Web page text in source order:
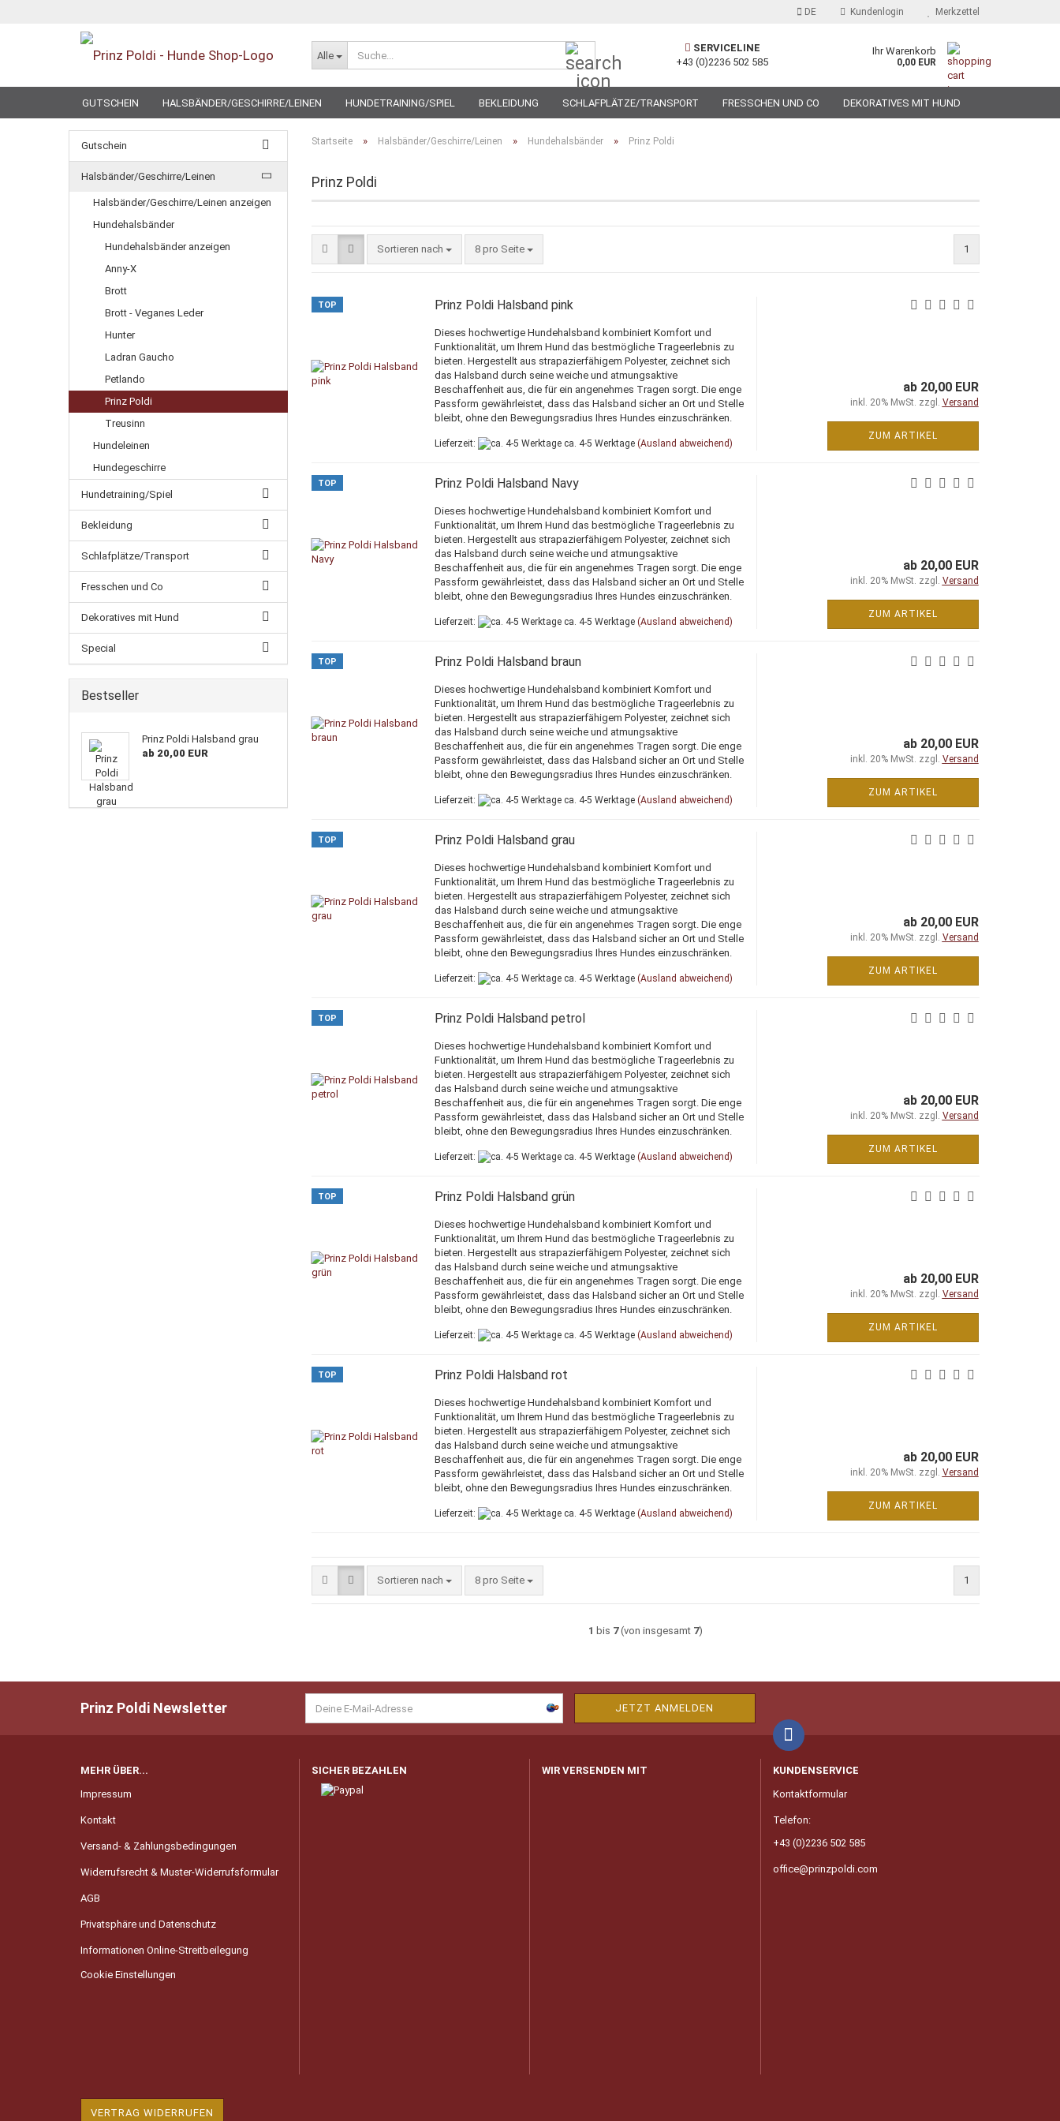
DE Kundenlogin Merkzettel
Alle
SERVICELINE
+43 (0)2236 502 585
Ihr Warenkorb
0,00 EUR
GUTSCHEIN HALSBÄNDER/GESCHIRRE/LEINEN HUNDETRAINING/SPIEL BEKLEIDUNG SCHLAFPLÄTZE/TRANSPORT FRESSCHEN UND CO DEKORATIVES MIT HUND
SPECIAL
Startseite » Halsbänder/Geschirre/Leinen » Hundehalsbänder » Prinz Poldi
Prinz Poldi
Sortieren nach
Sortieren nach 8 pro Seite
pro Seite 1
TOP Prinz Poldi Halsband pink
Dieses hochwertige Hundehalsband kombiniert Komfort und
Funktionalität, um Ihrem Hund das bestmögliche Trageerlebnis zu
bieten. Hergestellt aus strapazierfähigem Polyester, zeichnet sich
das Halsband durch seine weiche und atmungsaktive
Beschaffenheit aus, die für ein angenehmes Tragen sorgt. Die enge
Passform gewährleistet, dass das Halsband sicher an Ort und Stelle
bleibt, ohne den Bewegungsradius Ihres Hundes einzuschränken.
Lieferzeit: ca. 4-5 Werktage (Ausland abweichend)
ab 20,00 EUR
inkl. 20% MwSt. zzgl. Versand
ZUM ARTIKEL
TOP Prinz Poldi Halsband Navy
Dieses hochwertige Hundehalsband kombiniert Komfort und
Funktionalität, um Ihrem Hund das bestmögliche Trageerlebnis zu
bieten. Hergestellt aus strapazierfähigem Polyester, zeichnet sich
das Halsband durch seine weiche und atmungsaktive
Beschaffenheit aus, die für ein angenehmes Tragen sorgt. Die enge
Passform gewährleistet, dass das Halsband sicher an Ort und Stelle
bleibt, ohne den Bewegungsradius Ihres Hundes einzuschränken.
Lieferzeit: ca. 4-5 Werktage (Ausland abweichend)
ab 20,00 EUR
inkl. 20% MwSt. zzgl. Versand
ZUM ARTIKEL
TOP Prinz Poldi Halsband braun
Dieses hochwertige Hundehalsband kombiniert Komfort und
Funktionalität, um Ihrem Hund das bestmögliche Trageerlebnis zu
bieten. Hergestellt aus strapazierfähigem Polyester, zeichnet sich
das Halsband durch seine weiche und atmungsaktive
Beschaffenheit aus, die für ein angenehmes Tragen sorgt. Die enge
Passform gewährleistet, dass das Halsband sicher an Ort und Stelle
bleibt, ohne den Bewegungsradius Ihres Hundes einzuschränken.
Lieferzeit: ca. 4-5 Werktage (Ausland abweichend)
ab 20,00 EUR
inkl. 20% MwSt. zzgl. Versand
ZUM ARTIKEL
TOP Prinz Poldi Halsband grau
Dieses hochwertige Hundehalsband kombiniert Komfort und
Funktionalität, um Ihrem Hund das bestmögliche Trageerlebnis zu
bieten. Hergestellt aus strapazierfähigem Polyester, zeichnet sich
das Halsband durch seine weiche und atmungsaktive
Beschaffenheit aus, die für ein angenehmes Tragen sorgt. Die enge
Passform gewährleistet, dass das Halsband sicher an Ort und Stelle
bleibt, ohne den Bewegungsradius Ihres Hundes einzuschränken.
Lieferzeit: ca. 4-5 Werktage (Ausland abweichend)
ab 20,00 EUR
inkl. 20% MwSt. zzgl. Versand
ZUM ARTIKEL
TOP Prinz Poldi Halsband petrol
Dieses hochwertige Hundehalsband kombiniert Komfort und
Funktionalität, um Ihrem Hund das bestmögliche Trageerlebnis zu
bieten. Hergestellt aus strapazierfähigem Polyester, zeichnet sich
das Halsband durch seine weiche und atmungsaktive
Beschaffenheit aus, die für ein angenehmes Tragen sorgt. Die enge
Passform gewährleistet, dass das Halsband sicher an Ort und Stelle
bleibt, ohne den Bewegungsradius Ihres Hundes einzuschränken.
Lieferzeit: ca. 4-5 Werktage (Ausland abweichend)
ab 20,00 EUR
inkl. 20% MwSt. zzgl. Versand
ZUM ARTIKEL
TOP Prinz Poldi Halsband grün
Dieses hochwertige Hundehalsband kombiniert Komfort und
Funktionalität, um Ihrem Hund das bestmögliche Trageerlebnis zu
bieten. Hergestellt aus strapazierfähigem Polyester, zeichnet sich
das Halsband durch seine weiche und atmungsaktive
Beschaffenheit aus, die für ein angenehmes Tragen sorgt. Die enge
Passform gewährleistet, dass das Halsband sicher an Ort und Stelle
bleibt, ohne den Bewegungsradius Ihres Hundes einzuschränken.
Lieferzeit: ca. 4-5 Werktage (Ausland abweichend)
ab 20,00 EUR
inkl. 20% MwSt. zzgl. Versand
ZUM ARTIKEL
TOP Prinz Poldi Halsband rot
Dieses hochwertige Hundehalsband kombiniert Komfort und
Funktionalität, um Ihrem Hund das bestmögliche Trageerlebnis zu
bieten. Hergestellt aus strapazierfähigem Polyester, zeichnet sich
das Halsband durch seine weiche und atmungsaktive
Beschaffenheit aus, die für ein angenehmes Tragen sorgt. Die enge
Passform gewährleistet, dass das Halsband sicher an Ort und Stelle
bleibt, ohne den Bewegungsradius Ihres Hundes einzuschränken.
Lieferzeit: ca. 4-5 Werktage (Ausland abweichend)
ab 20,00 EUR
inkl. 20% MwSt. zzgl. Versand
ZUM ARTIKEL
Sortieren nach
Sortieren nach 8 pro Seite
pro Seite 1
1 bis 7(von insgesamt 7)
Gutschein
Halsbänder/Geschirre/Leinen
Halsbänder/Geschirre/Leinen anzeigen
Hundehalsbänder
Hundehalsbänder anzeigen
Anny-X
Brott
Brott - Veganes Leder
Hunter
Ladran Gaucho
Petlando
Prinz Poldi
Treusinn
Hundeleinen
Hundegeschirre
Hundetraining/Spiel
Bekleidung
Schlafplätze/Transport
Fresschen und Co
Dekoratives mit Hund
Special
Bestseller
Prinz Poldi Halsband grau
ab 20,00 EUR
Prinz Poldi Newsletter
MEHR ÜBER...
Impressum
Kontakt
Versand- & Zahlungsbedingungen
Widerrufsrecht & Muster-Widerrufsformular
AGB
Privatsphäre und Datenschutz
Informationen Online-Streitbeilegung
Cookie Einstellungen
SICHER BEZAHLEN WIR VERSENDEN MIT
KUNDENSERVICE
Kontaktformular
Telefon:
+43 (0)2236 502 585
office@prinzpoldi.com
VERTRAG WIDERRUFEN